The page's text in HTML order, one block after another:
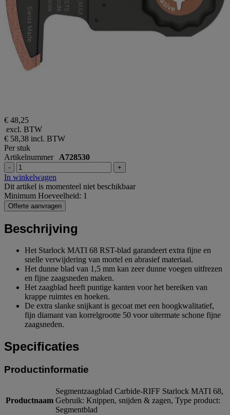
€ 48,25
excl. BTW
€ 58,38 incl. BTW
Per stuk
Artikelnummer A728530
- +
In winkelwagen
Dit artikel is momenteel niet beschikbaar
Minimum Hoeveelheid: 1
Offerte aanvragen
Beschrijving
Het Starlock MATI 68 RST-blad garandeert extra fijne en
snelle verwijdering van mortel en abrasief materiaal.
Het dunne blad van 1,5 mm kan zeer dunne voegen uitfrezen
en fijne zaagsneden maken.
Het zaagblad heeft puntige kanten voor het bereiken van
krappe ruimtes en hoeken.
De extra slanke snijkant is gecoat met een hoogkwalitatief,
fijn diamant van korrelgrootte 50 voor uitermate schone fijne
zaagsneden.
Specificaties
Productinformatie
Productnaam
Segmentzaagblad Carbide-RIFF Starlock MATI 68,
Gebruik: Knippen, snijden & zagen, Type product:
Segmentblad